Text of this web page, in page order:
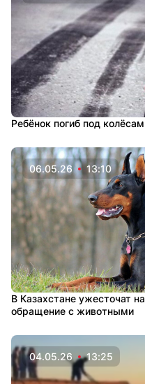
Ребёнок погиб под
06.05.26 13:10
В Казахстане ужесточат
обращение с животными
04.05.26 13:25